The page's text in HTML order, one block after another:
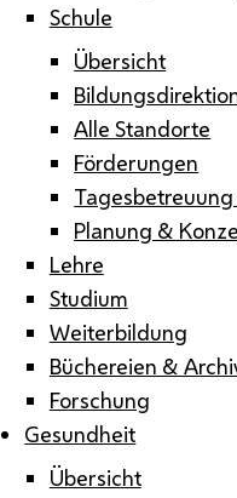
Schule
Übersicht
Alle Standorte
Förderungen
Planung &
Lehre
Studium
Weiterbildung
Büchereien &
Forschung
Gesundheit
Übersicht